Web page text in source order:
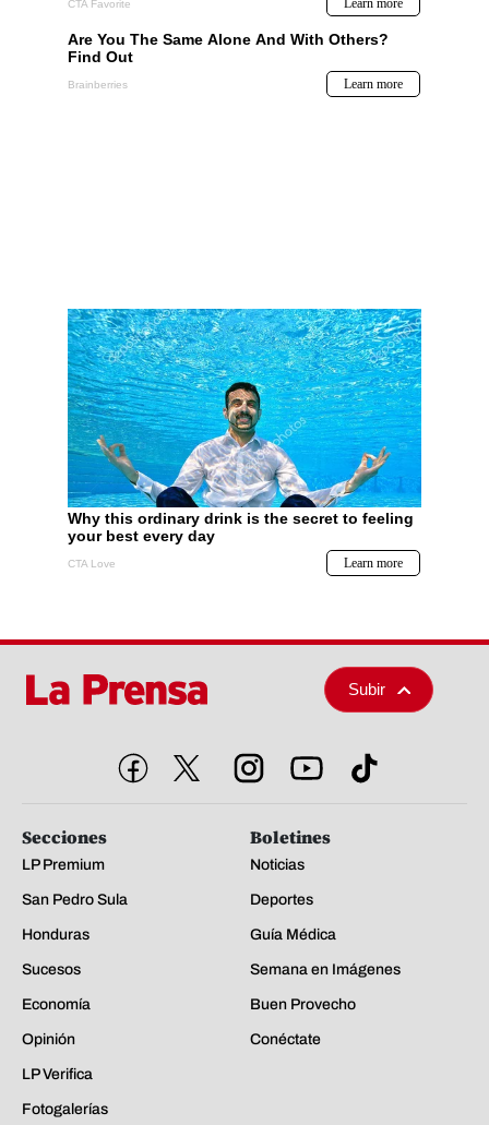
Subir
Secciones
LP Premium
San Pedro Sula
Honduras
Sucesos
Economía
Opinión
LP Verifica
Fotogalerías
Boletines
Noticias
Deportes
Guía Médica
Semana en Imágenes
Buen Provecho
Conéctate